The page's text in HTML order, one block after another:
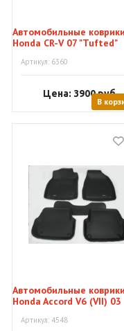
Автомобильные
Honda CR-V 07 "Tufted"
Артикул: 6360
Цена: 3900руб.
В
Автомобильные
Honda Accord V6 (VII) 03
Артикул: 4548